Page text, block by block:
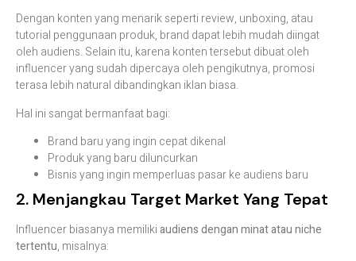
Dengan konten yang menarik seperti review, unboxing, atau
tutorial penggunaan produk, brand dapat lebih mudah diingat
oleh audiens. Selain itu, karena konten tersebut dibuat oleh
influencer yang sudah dipercaya oleh pengikutnya, promosi
terasa lebih natural dibandingkan iklan biasa.
Hal ini sangat bermanfaat bagi:
Brand baru yang ingin cepat dikenal
Produk yang baru diluncurkan
Bisnis yang ingin memperluas pasar ke audiens baru
2. Menjangkau Target Market Yang Tepat
Influencer biasanya memilikiaudiens dengan minat atau niche
tertentu, misalnya: